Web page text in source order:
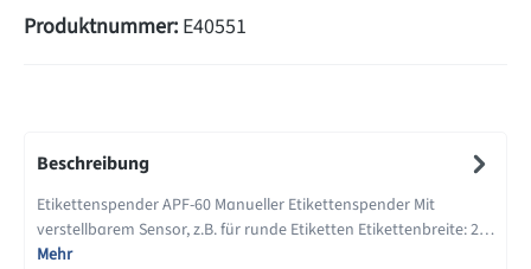
Produktnummer: E40551
Beschreibung
Etikettenspender APF-60 Manueller Etikettenspender Mit
verstellbarem Sensor, z.B. für runde Etiketten Etikettenbreite: 2…
Mehr